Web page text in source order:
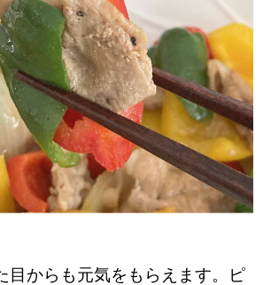
目からも元気をもらえます。ピ